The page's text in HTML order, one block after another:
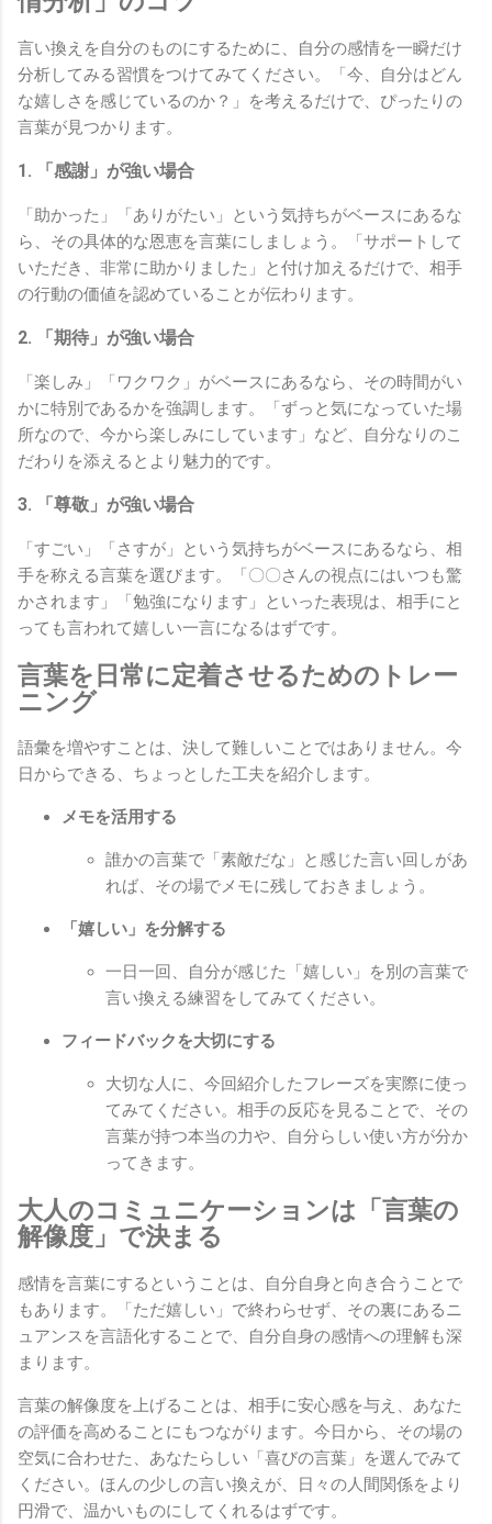
言い換えを自分のものにするために、自分の感情を一瞬だけ
分析してみる習慣をつけてみてください。「今、自分はどん
な嬉しさを感じているのか？」を考えるだけで、ぴったりの
言葉が見つかります。
1. 「感謝」が強い場合
「助かった」「ありがたい」という気持ちがベースにあるな
ら、その具体的な恩恵を言葉にしましょう。「サポートして
いただき、非常に助かりました」と付け加えるだけで、相手
の行動の価値を認めていることが伝わります。
2. 「期待」が強い場合
「楽しみ」「ワクワク」がベースにあるなら、その時間がい
かに特別であるかを強調します。「ずっと気になっていた場
所なので、今から楽しみにしています」など、自分なりのこ
だわりを添えるとより魅力的です。
3. 「尊敬」が強い場合
「すごい」「さすが」という気持ちがベースにあるなら、相
手を称える言葉を選びます。「〇〇さんの視点にはいつも驚
かされます」「勉強になります」といった表現は、相手にと
っても言われて嬉しい一言になるはずです。
言葉を日常に定着させるためのトレー
ニング
語彙を増やすことは、決して難しいことではありません。今
日からできる、ちょっとした工夫を紹介します。
メモを活用する
誰かの言葉で「素敵だな」と感じた言い回しがあ
れば、その場でメモに残しておきましょう。
「嬉しい」を分解する
一日一回、自分が感じた「嬉しい」を別の言葉で
言い換える練習をしてみてください。
フィードバックを大切にする
大切な人に、今回紹介したフレーズを実際に使っ
てみてください。相手の反応を見ることで、その
言葉が持つ本当の力や、自分らしい使い方が分か
ってきます。
大人のコミュニケーションは「言葉の
解像度」で決まる
感情を言葉にするということは、自分自身と向き合うことで
もあります。「ただ嬉しい」で終わらせず、その裏にあるニ
ュアンスを言語化することで、自分自身の感情への理解も深
まります。
言葉の解像度を上げることは、相手に安心感を与え、あなた
の評価を高めることにもつながります。今日から、その場の
空気に合わせた、あなたらしい「喜びの言葉」を選んでみて
ください。ほんの少しの言い換えが、日々の人間関係をより
円滑で、温かいものにしてくれるはずです。